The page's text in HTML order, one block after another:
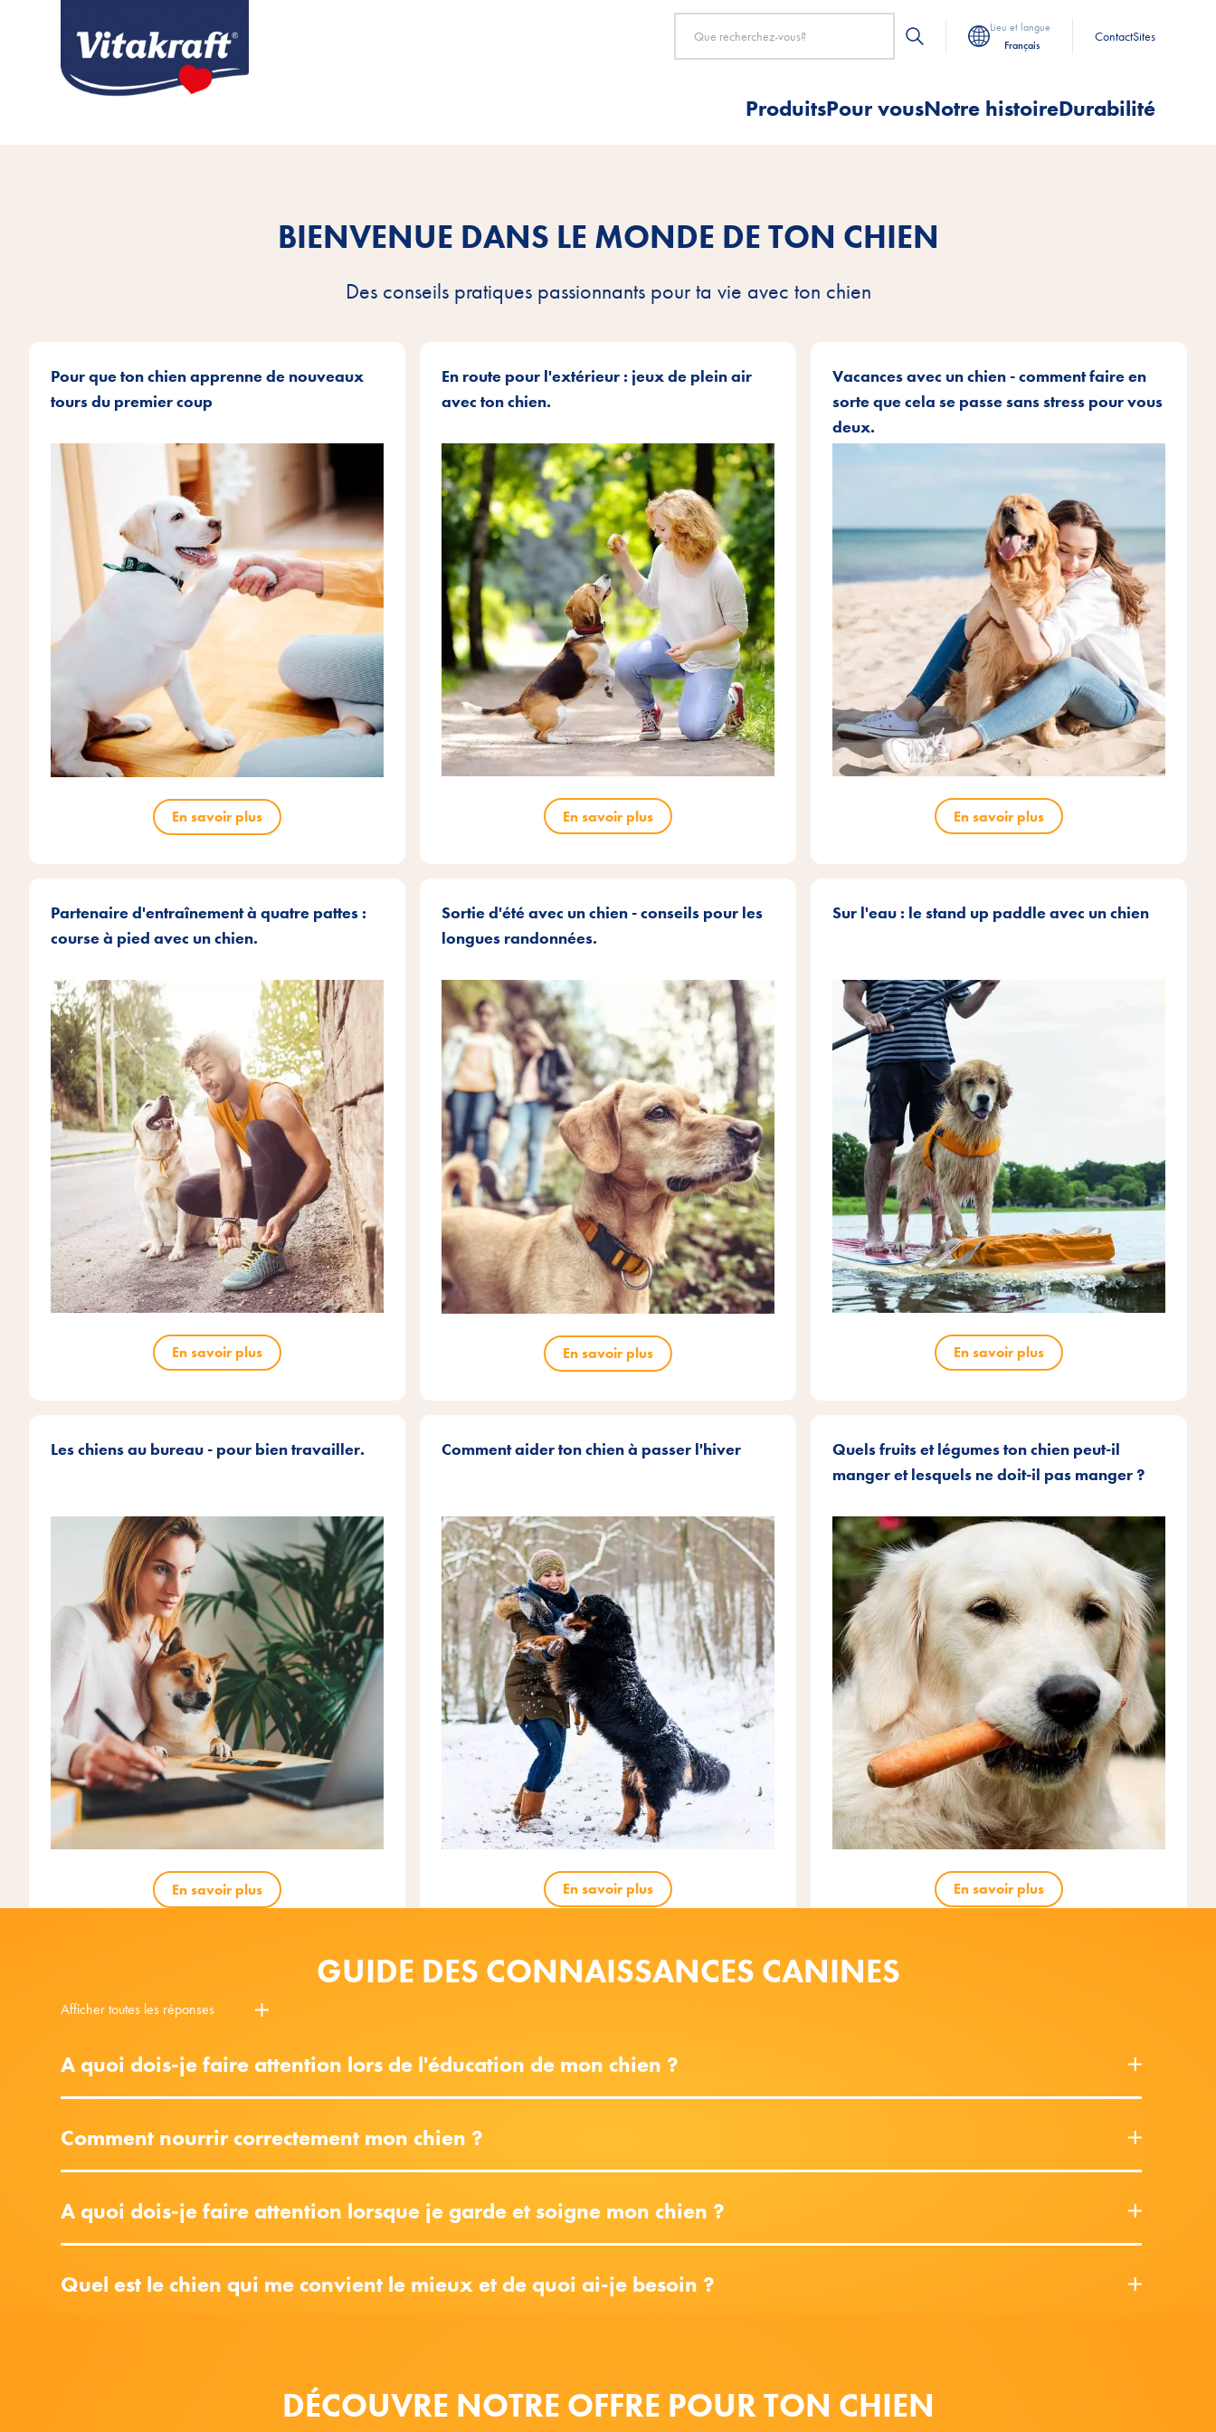
Lieu et langue
Français
ContactSites
ProduitsPour vousNotre histoireDurabilité
BIENVENUE DANS LE MONDE DE TON CHIEN
Des conseils pratiques passionnants pour ta vie avec ton chien
Pour que ton chien apprenne de nouveaux
tours du premier coup
En savoir plus
En route pour l'extérieur : jeux de plein air
avec ton chien.
En savoir plus
Vacances avec un chien - comment faire en
sorte que cela se passe sans stress pour vous
deux.
En savoir plus
Partenaire d'entraînement à quatre pattes :
course à pied avec un chien.
En savoir plus
Sortie d'été avec un chien - conseils pour les
longues randonnées.
En savoir plus
Sur l'eau : le stand up paddle avec un chien
En savoir plus
Les chiens au bureau - pour bien travailler.
En savoir plus
Comment aider ton chien à passer l'hiver
En savoir plus
Quels fruits et légumes ton chien peut-il
manger et lesquels ne doit-il pas manger ?
En savoir plus
GUIDE DES CONNAISSANCES CANINES
Afficher toutes les réponses
A quoi dois-je faire attention lors de l'éducation de mon chien ?
Comment nourrir correctement mon chien ?
A quoi dois-je faire attention lorsque je garde et soigne mon chien ?
Quel est le chien qui me convient le mieux et de quoi ai-je besoin ?
DÉCOUVRE NOTRE OFFRE POUR TON CHIEN